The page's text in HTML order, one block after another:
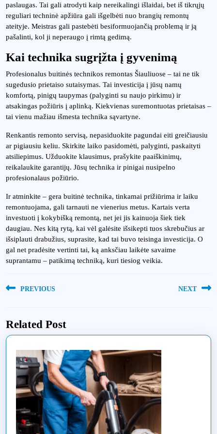
paslaugas. Tai gali atrodyti kaip nereikalingi išlaidai, bet iš tikrųjų
reguliari techninė apžiūra gali išgelbėti nuo brangių remontų
ateityje. Meistras gali pastebėti besiformuojančią problemą ir ją
pašalinti, kol ji neperaugo į rimtą gedimą.
Kai technika sugrįžta į gyvenimą
Profesionalus buitinės technikos remontas Šiauliuose – tai ne tik
sugedusio prietaiso sutaisymas. Tai investicija į jūsų namų
komfortą, pinigų taupymas (palyginti su naujo pirkimu) ir
atsakingas požiūris į aplinką. Kiekvienas suremontuotas prietaisas –
tai vienu mažiau išmesta technika sąvartyne.
Renkantis remonto servisą, nepasiduokite pagundai eiti greičiausiu
ar pigiausiu keliu. Skirkite laiko pasidomėti, palyginti, paskaityti
atsiliepimus. Užduokite klausimus, prašykite paaiškinimų,
reikalaukite garantijų. Jūsų technika ir pinigai nusipelno
profesionalaus požiūrio.
Ir atminkite – gera buitinė technika, tinkamai prižiūrima ir laiku
remontuojama, gali tarnauti ne vienerius metus. Kartais verta
investuoti į kokybišką remontą, net jei jis kainuoja šiek tiek
daugiau. Nes kitą rytą, kai vėl galėsite išsikepti tuos skrebučius ar
išsiplauti drabužius, suprasite, kad tai buvo teisinga investicija. O
gal net pradėsite vertinti tai, ką anksčiau laikėte savaime
suprantamu – patikimą techniką, kuri tiesiog veikia.
tarpPREVIOUS NEXT
Related Post